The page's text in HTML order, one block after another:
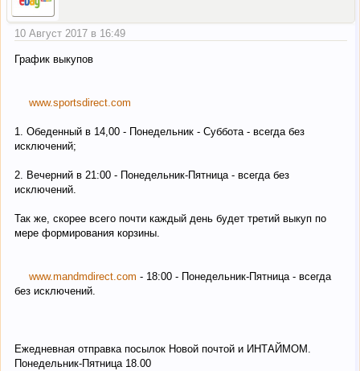
10 Август 2017 в 16:49
График выкупов
www.sportsdirect.com
1. Обеденный в 14,00 - Понедельник - Суббота - всегда без
исключений;
2. Вечерний в 21:00 - Понедельник-Пятница - всегда без
исключений.
Так же, скорее всего почти каждый день будет третий выкуп по
мере формирования корзины.
www.mandmdirect.com - 18:00 - Понедельник-Пятница - всегда
без исключений.
Ежедневная отправка посылок Новой почтой и ИНТАЙМОМ.
Понедельник-Пятница 18.00